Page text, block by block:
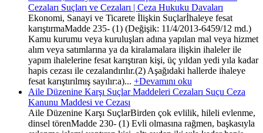
Cezaları Suçları ve Cezaları | Ceza Hukuku Davaları
Ekonomi, Sanayi ve Ticarete İlişkin Suçlarİhaleye fesat
karıştırmaMadde 235- (1) (Değişik: 11/4/2013-6459/12 md.)
Kamu kurumu veya kuruluşları adına yapılan mal veya hizmet
alım veya satımlarına ya da kiralamalara ilişkin ihaleler ile
yapım ihalelerine fesat karıştıran kişi, üç yıldan yedi yıla kadar
hapis cezası ile cezalandırılır.(2) Aşağıdaki hallerde ihaleye
fesat karıştırılmış sayılır:a)... +Devamını oku
Aile Düzenine Karşı Suçlar Maddeleri Cezaları Suçu Ceza
Kanunu Maddesi ve Cezası
Aile Düzenine Karşı SuçlarBirden çok evlilik, hileli evlenme,
dinsel törenMadde 230- (1) Evli olmasına rağmen, başkasıyla